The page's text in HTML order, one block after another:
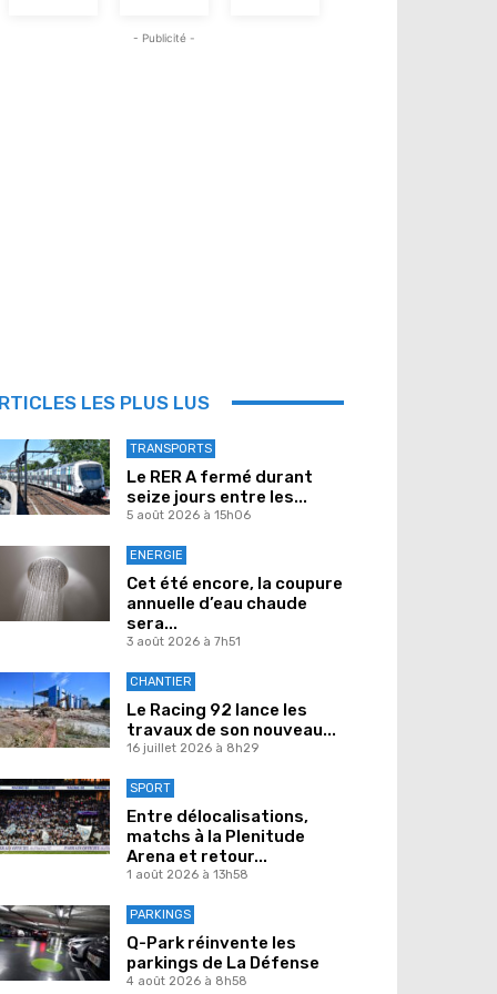
- Publicité -
LES PLUS LUS
TRANSPORTS
Le RER A fermé durant
seize jours entre les...
5 août 2026 à 15h06
ENERGIE
Cet été encore, la coupure
annuelle d’eau chaude
sera...
3 août 2026 à 7h51
CHANTIER
Le Racing 92 lance les
travaux de son nouveau...
16 juillet 2026 à 8h29
SPORT
Entre délocalisations,
matchs à la Plenitude
Arena et retour...
1 août 2026 à 13h58
PARKINGS
Q-Park réinvente les
parkings de La Défense
4 août 2026 à 8h58